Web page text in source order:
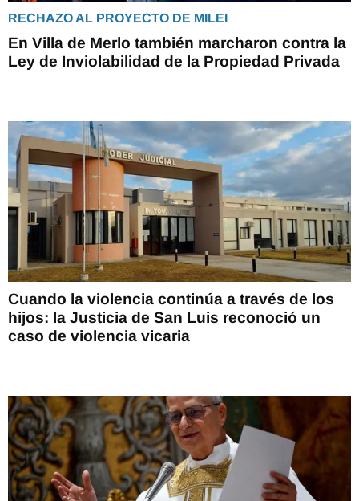
RECHAZO AL PROYECTO DE MILEI
En Villa de Merlo también marcharon contra la
Ley de Inviolabilidad de la Propiedad Privada
Cuando la violencia continúa a través de los
hijos: la Justicia de San Luis reconoció un
caso de violencia vicaria